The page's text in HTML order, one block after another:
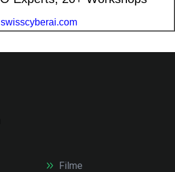
Filme